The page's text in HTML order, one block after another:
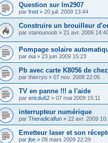
Question sur lm2907
par fred » 20 juil. 2009 13:44
Construire un brouilleur
par stanounoob » 21 avr. 2006
Pompage solaire
par oui » 23 juin 2009 15:23
Pb avec carte K8056 de
par thierryo » 07 nov. 2008 22:05
TV en panne !!! a l'aide
par ericdu62 » 07 mai 2009 15:11
interrupteur numérique
par Theradicalfun » 22 avr. 2009
Emetteur laser et son
par jbe » 09 mars 2009 22:29